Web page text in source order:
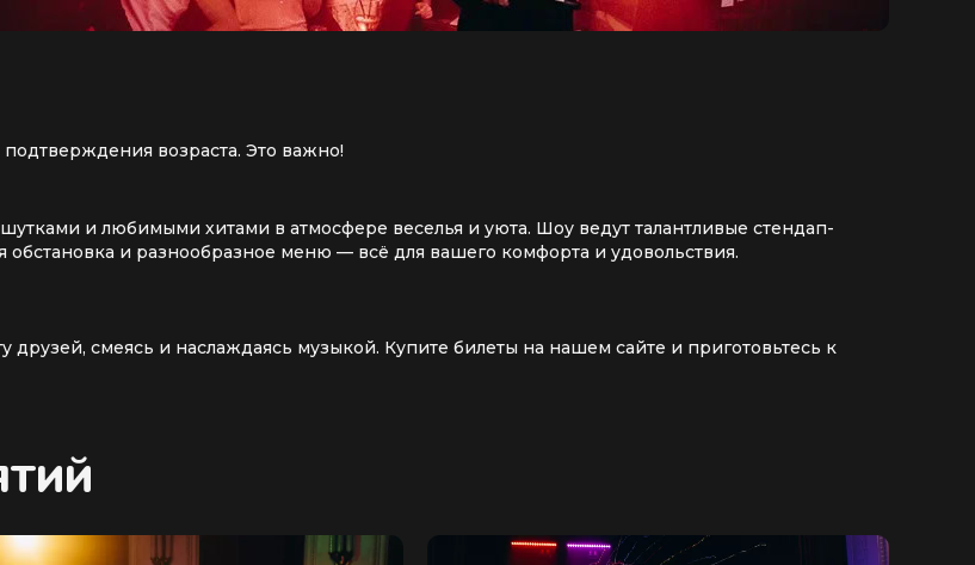
возраста. Это важно!
и любимыми хитами в атмосфере веселья и уюта. Шоу ведут талантливые стендап-
и разнообразное меню — всё для вашего комфорта и удовольствия.
смеясь и наслаждаясь музыкой. Купите билеты на нашем сайте и приготовьтесь к